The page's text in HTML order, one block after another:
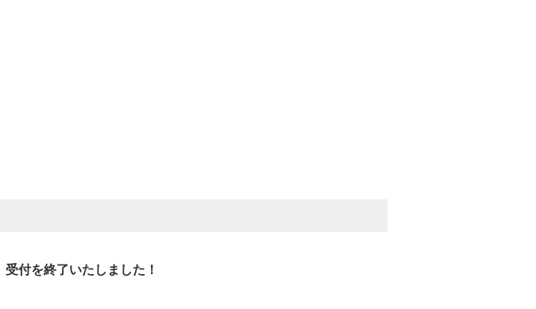
受付を終了いたしました！